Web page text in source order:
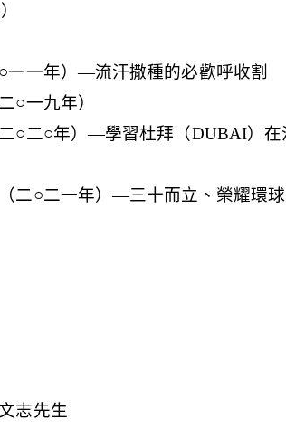
一年）—流汗撒種的必歡呼收割
○一九年）
○二○年）—學習杜拜（DUBAI）在
○二一年）—三十而立、榮耀環
志先生